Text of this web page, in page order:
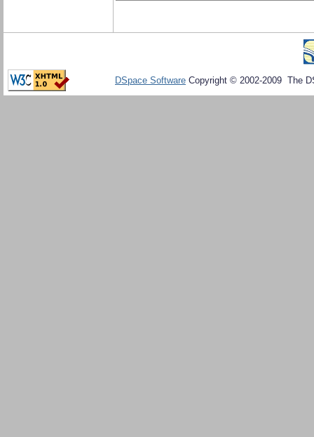
DSpace Software Copyright © 2002-2009 The